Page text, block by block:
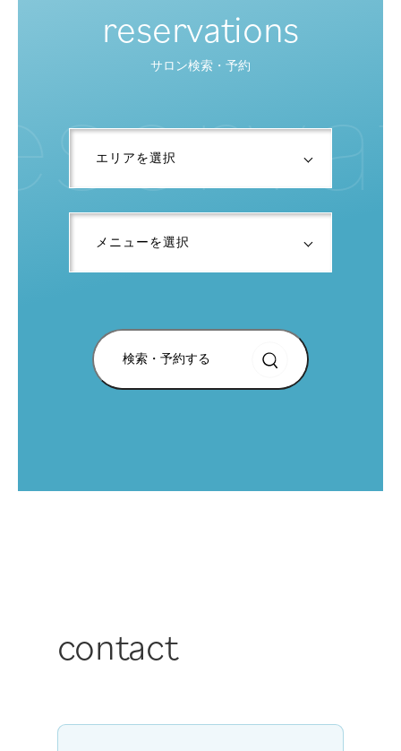
reservations
サロン検索・予約
検索・予約する
serva
contact